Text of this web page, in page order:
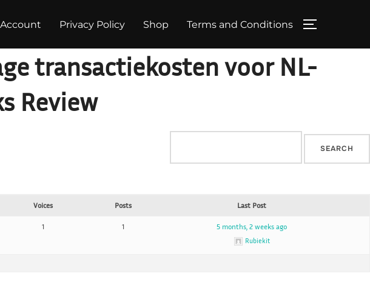
Privacy Policy Shop Terms and Conditions TOGGLE
transactiekosten voor NL-
Review
Voices Posts Last Post
1 1 5 months, 2 weeks ago
Rubiekit